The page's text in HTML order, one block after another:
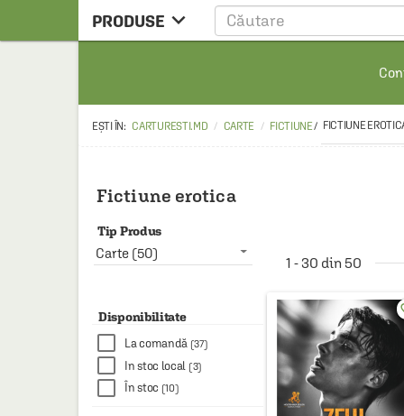
PRODUSE 
CARTE RUSA
MANGA
MUZICA
FILM
PAPETARIE
CEAI & ACCESORII
CARTURESTI.MD CARTE FICTIUNE/ FICTIUNE
Fictiune erotica
Tip Produs
Carte (50)
Disponibilitate
La comandă (37)
In stoc local (3)
În stoc (10)
1 - 30 din 50